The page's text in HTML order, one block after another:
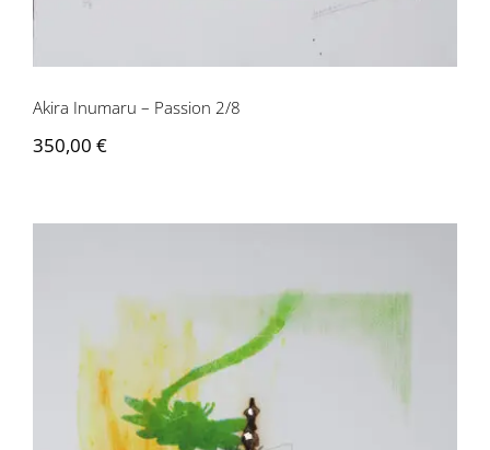
Akira Inumaru – Passion 2/8
350,00 €